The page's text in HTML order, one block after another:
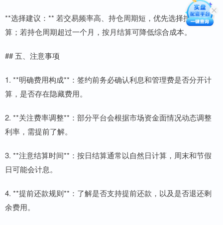
**选择建议：** 若交易频率高、持仓周期短，优先选择按日结
算；若持仓周期超过一个月，按月结算可降低综合成本。
## 五、注意事项
1. **明确费用构成**：签约前务必确认利息和管理费是否分开计
算，是否存在隐藏费用。
2. **关注费率调整**：部分平台会根据市场资金面情况动态调整
利率，需提前了解。
3. **注意结算时间**：按日结算通常以自然日计算，周末和节假
日可能会计息。
4. **提前还款规则**：了解是否支持提前还款，以及是否退还剩
余费用。